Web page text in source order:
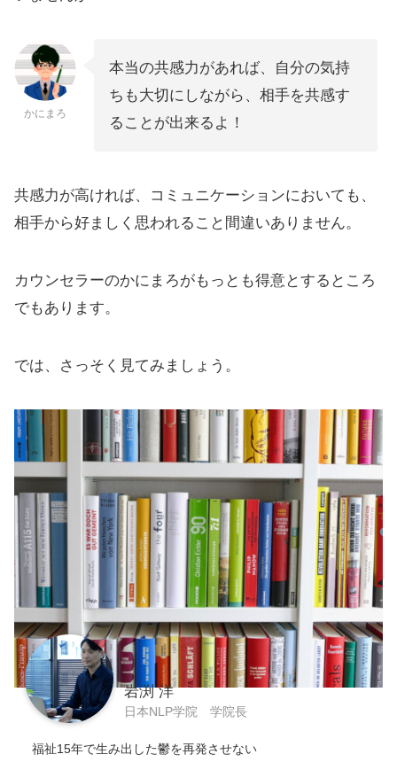
かにまろ
本当の共感力があれば、自分の気持
ちも大切にしながら、相手を共感す
ることが出来るよ！
共感力が高ければ、コミュニケーションにおいても、
相手から好ましく思われること間違いありません。
カウンセラーのかにまろがもっとも得意とするところ
でもあります。
では、さっそく見てみましょう。
岩渕 洋
日本NLP学院 学院長
福祉15年で生み出した鬱を再発させない